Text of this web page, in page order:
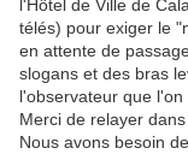
l'Hôtel de Ville de
télés) pour exiger le
en attente de
slogans et des bras
l'observateur que
Merci de relayer
Nous avons besoin